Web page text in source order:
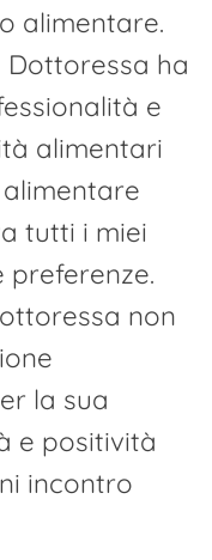
alimentare.
ha
e
alimentari
tutti i miei
preferenze.
non
la sua
e positività
incontro